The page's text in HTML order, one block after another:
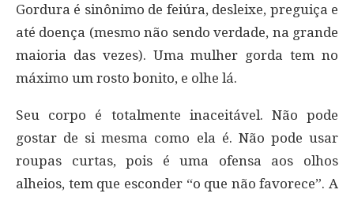
Gordura é sinônimo de feiúra, desleixe, preguiça e
até doença (mesmo não sendo verdade, na grande
maioria das vezes). Uma mulher gorda tem no
máximo um rosto bonito, e olhe lá.
Seu corpo é totalmente inaceitável. Não pode
gostar de si mesma como ela é. Não pode usar
roupas curtas, pois é uma ofensa aos olhos
alheios, tem que esconder “o que não favorece”. A